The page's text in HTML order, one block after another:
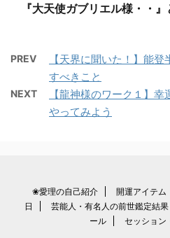
『大天使ガブリエル様・・
PREV
【天界に聞いた！】能
すべきこと
NEXT
【龍神様のワーク１】
やってみよう
❀愛理の自己紹介 開運アイテム
日
芸能人・有名人の前世鑑定結果
ール
セッション